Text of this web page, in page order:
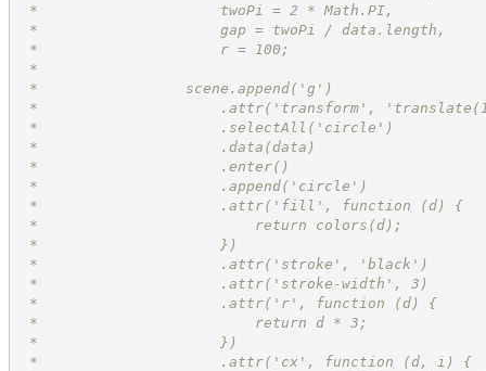
*                     twoPi = 2 * Math.PI,
*                     gap = twoPi / data.length,
*                     r = 100;
*
*                 scene.append('g')
*                     .attr('transform',
*                     .selectAll('circle')
*                     .data(data)
*                     .enter()
*                     .append('circle')
*                     .attr('fill', function (d) {
*                         return colors(d);
*                     })
*                     .attr('stroke', 'black')
*                     .attr('stroke-width', 3)
*                     .attr('r', function (d) {
*                         return d * 3;
*                     })
*                     .attr('cx', function (d, i) {